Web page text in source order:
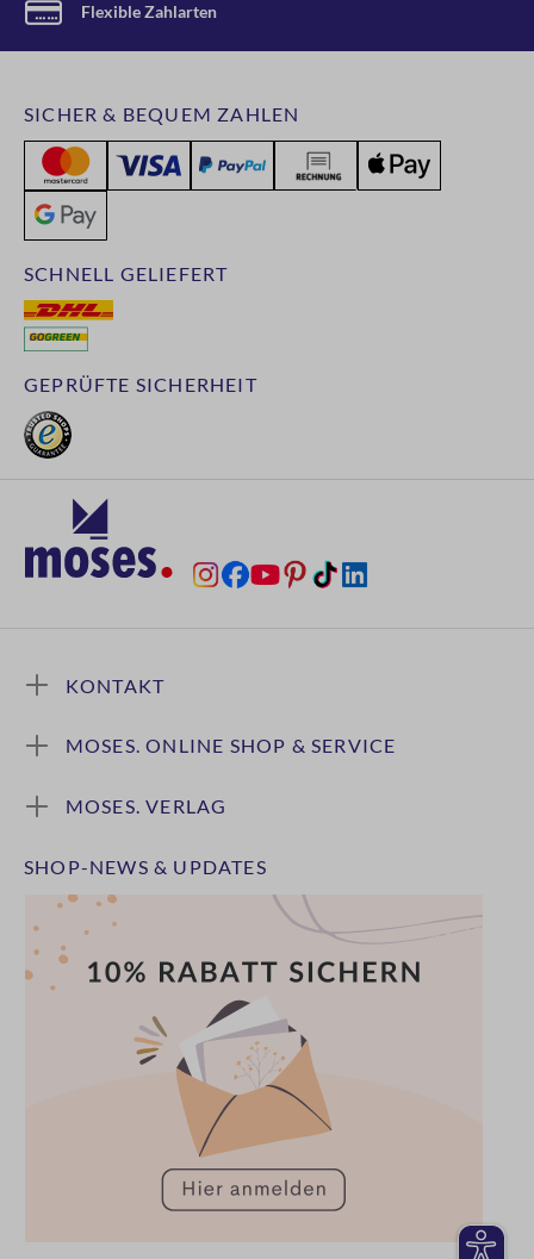
Flexible Zahlarten
GEPRÜFTE SICHERHEIT
SCHNELL GELIEFERT
SICHER & BEQUEM ZAHLEN
KONTAKT
MOSES. ONLINE SHOP & SERVICE
MOSES. VERLAG
SHOP-NEWS & UPDATES